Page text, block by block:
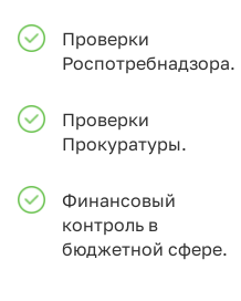
Проверки
Роспотребнадзора.
Проверки
Прокуратуры.
Финансовый
контроль в
бюджетной сфере.